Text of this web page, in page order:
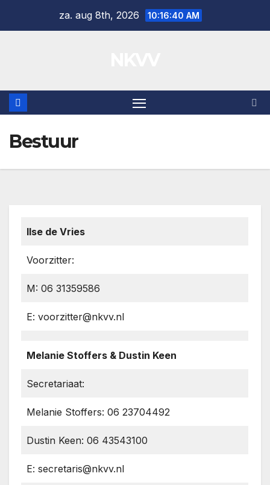
za. aug 8th, 2026 10:16:40 AM
Bestuur
Ilse de Vries
Voorzitter:
M: 06 31359586
E: voorzitter@nkvv.nl
Melanie Stoffers & Dustin Keen
Secretariaat:
Melanie Stoffers: 06 23704492
Dustin Keen: 06 43543100
E: secretaris@nkvv.nl